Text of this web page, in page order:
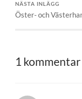
NÄSTA INLÄGG
Öster- och
1 kommentar